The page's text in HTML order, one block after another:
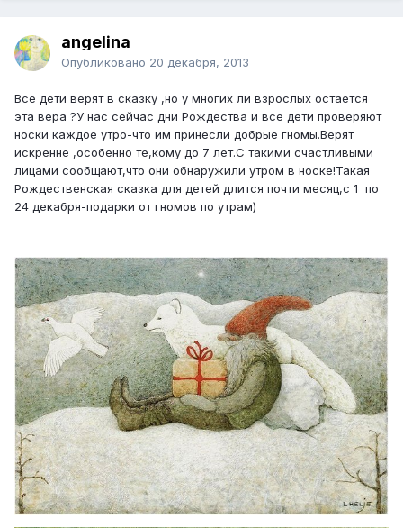
angelina
Опубликовано 20 декабря, 2013
Все дети верят в сказку ,но у многих ли взрослых остается
эта вера ?У нас сейчас дни Рождества и все дети проверяют
носки каждое утро-что им принесли добрые гномы.Верят
искренне ,особенно те,кому до 7 лет.С такими счастливыми
лицами сообщают,что они обнаружили утром в носке!Такая
Рождественская сказка для детей длится почти месяц,с 1 по
24 декабря-подарки от гномов по утрам)